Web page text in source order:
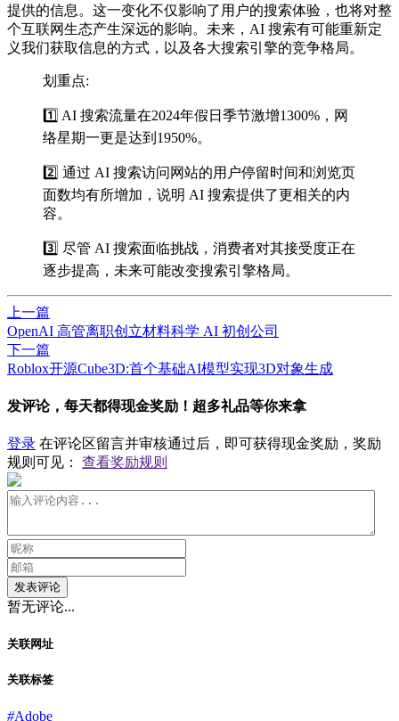
提供的信息。这一变化不仅影响了用户的搜索体验，也将对整
个互联网生态产生深远的影响。未来，AI 搜索有可能重新定
义我们获取信息的方式，以及各大搜索引擎的竞争格局。
划重点:
1️⃣ AI 搜索流量在2024年假日季节激增1300%，网
络星期一更是达到1950%。
2️⃣ 通过 AI 搜索访问网站的用户停留时间和浏览页
面数均有所增加，说明 AI 搜索提供了更相关的内
容。
3️⃣ 尽管 AI 搜索面临挑战，消费者对其接受度正在
逐步提高，未来可能改变搜索引擎格局。
上一篇
OpenAI 高管离职创立材料科学 AI 初创公司
下一篇
Roblox开源Cube3D:首个基础AI模型实现3D对象生成
发评论，每天都得现金奖励！超多礼品等你来拿
登录 在评论区留言并审核通过后，即可获得现金奖励，奖励
规则可见： 查看奖励规则
发表评论
暂无评论...
关联网址
关联标签
#Adobe